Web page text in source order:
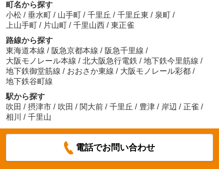
町名から探す
小松 / 垂水町 / 山手町 / 千里丘 / 千里丘東 / 泉町 /
上山手町 / 片山町 / 千里山西 / 東正雀
路線から探す
東海道本線 / 阪急京都本線 / 阪急千里線 /
大阪モノレール本線 / 北大阪急行電鉄 / 地下鉄今里筋線 /
地下鉄御堂筋線 / おおさか東線 / 大阪モノレール彩都 /
地下鉄谷町線
駅から探す
吹田 / 摂津市 / 吹田 / 関大前 / 千里丘 / 豊津 / 岸辺 / 正雀 /
相川
/ 千里山
電話でお問い合わせ